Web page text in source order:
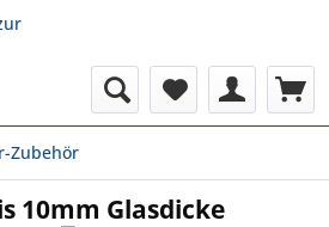
Zubehör
10mm Glasdicke